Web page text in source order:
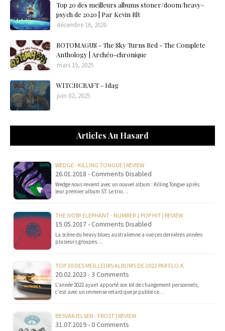
Top 20 des meilleurs albums stoner/doom/heavy-
psych de 2020 | Par Kevin Rlt
décembre 16, 2020
ROTOMAGUS - The Sky Turns Red - The Complete
Anthology | Archéo-chronique
mars 15, 2025
WITCHCRAFT - Idag
juin 02, 2025
Articles Au Hasard
WEDGE - KILLING TONGUE | REVIEW
26.01.2018 - Comments Disabled
Wedge nous revient avec un nouvel album : Killing Tongue après
leur premier album ST. Le trio…
THE IVORY ELEPHANT - NUMBER 1 POP HIT | REVIEW
15.05.2017 - Comments Disabled
La scène du heavy blues australienne a vue ces dernières années
plusieurs groupes…
TOP 30 DES MEILLEURS ALBUMS DE 2022 PAR FLO.K
20.02.2023 - 3 Comments
L'année 2022 ayant apporté son lot de changement personnels,
c'est avec un immense retard que je publie ce…
BESVÄRJELSEN - FROST | REVIEW
31.07.2019 - 0 Comments